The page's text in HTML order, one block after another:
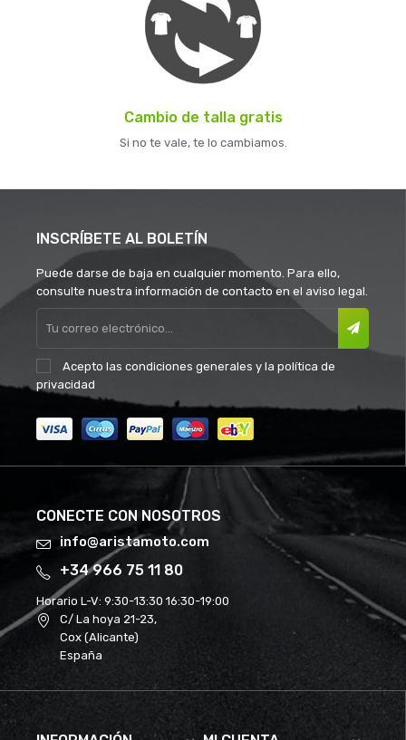
Cambio de talla gratis
Si no te vale, te lo cambiamos.
INSCRÍBETE AL BOLETÍN
Puede darse de baja en cualquier momento. Para ello,
consulte nuestra información de contacto en el aviso legal.
Acepto las condiciones generales y la política de
privacidad
CONECTE CON NOSOTROS
info@aristamoto.com
+34 966 75 11 80
Horario L-V: 9:30-13:30 16:30-19:00
C/ La hoya 21-23,
Cox (Alicante)
España